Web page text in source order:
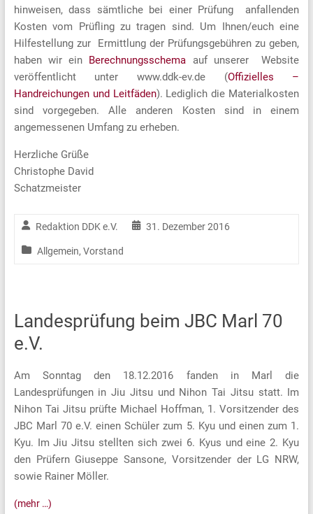
hinweisen, dass sämtliche bei einer Prüfung anfallenden
Kosten vom Prüfling zu tragen sind. Um Ihnen/euch eine
Hilfestellung zur Ermittlung der Prüfungsgebühren zu geben,
haben wir ein Berechnungsschema auf unserer Website
veröffentlicht unter www.ddk-ev.de (Offizielles –
Handreichungen und Leitfäden). Lediglich die Materialkosten
sind vorgegeben. Alle anderen Kosten sind in einem
angemessenen Umfang zu erheben.
Herzliche Grüße
Christophe David
Schatzmeister
Redaktion DDK e.V. 31. Dezember 2016
Allgemein, Vorstand
Landesprüfung beim JBC Marl 70
e.V.
Am Sonntag den 18.12.2016 fanden in Marl die
Landesprüfungen in Jiu Jitsu und Nihon Tai Jitsu statt. Im
Nihon Tai Jitsu prüfte Michael Hoffman, 1. Vorsitzender des
JBC Marl 70 e.V. einen Schüler zum 5. Kyu und einen zum 1.
Kyu. Im Jiu Jitsu stellten sich zwei 6. Kyus und eine 2. Kyu
den Prüfern Giuseppe Sansone, Vorsitzender der LG NRW,
sowie Rainer Möller.
(mehr …)